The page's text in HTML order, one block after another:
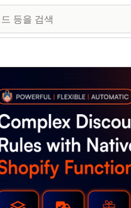
미지 갤러리